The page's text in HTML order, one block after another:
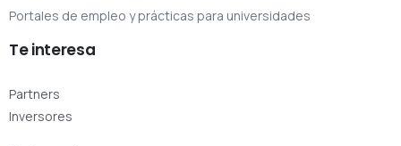
Portales de empleo y prácticas para universidades
Teinteresa
Partners
Inversores